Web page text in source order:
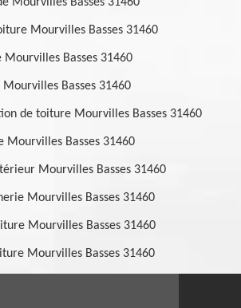
Mourvilles Basses 31460
Mourvilles Basses 31460
Basses 31460
de toiture Mourvilles Basses 31460
Mourvilles Basses 31460
Mourvilles Basses 31460
Mourvilles Basses 31460
Mourvilles Basses 31460
Mourvilles Basses 31460